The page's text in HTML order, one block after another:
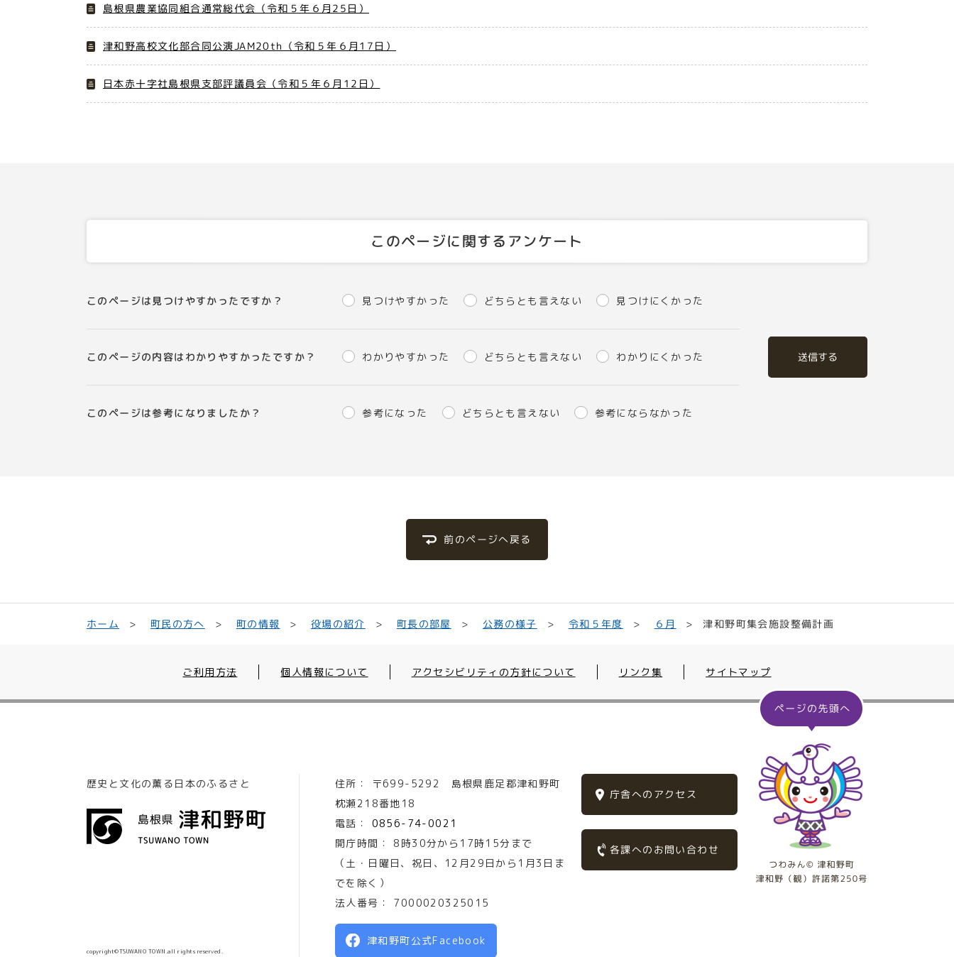
島根県農業協同組合通常総代会（令和５年６月25日）
津和野高校文化部合同公演JAM20th（令和５年６月17日）
日本赤十字社島根県支部評議員会（令和５年６月12日）
このページに関するアンケート
このページは見つけやすかったですか？ 見つけやすかった どちらとも言えない 見つけにくかった
このページの内容はわかりやすかったですか？ わかりやすかった どちらとも言えない わかりにくかった
このページは参考になりましたか？ 参考になった どちらとも言えない 参考にならなかった
送信する
前のページへ戻る
ホーム 町民の方へ 町の情報 役場の紹介 町長の部屋 公務の様子 令和５年度 ６月 津和野町集会施設整備計画
ご利用方法 個人情報について アクセシビリティの方針について リンク集 サイトマップ
歴史と文化の薫る日本のふるさと
copyright©TSUWANO TOWN.all rights reserved.
住所： 〒699-5292 島根県鹿足郡津和野町
枕瀬218番地18
電話：
0856-74-0021
開庁時間：
8時30分から17時15分まで
（土・日曜日、祝日、12月29日から1月3日ま
でを除く）
法人番号：
7000020325015
津和野町公式Facebook
庁舎へのアクセス
各課へのお問い合わせ